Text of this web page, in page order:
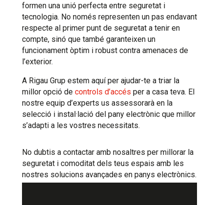
formen una unió perfecta entre seguretat i
tecnologia. No només representen un pas endavant
respecte al primer punt de seguretat a tenir en
compte, sinó que també garanteixen un
funcionament òptim i robust contra amenaces de
l’exterior.
A Rigau Grup estem aquí per ajudar-te a triar la
millor opció de controls d’accés per a casa teva. El
nostre equip d’experts us assessorarà en la
selecció i instal·lació del pany electrònic que millor
s’adapti a les vostres necessitats.
No dubtis a contactar amb nosaltres per millorar la
seguretat i comoditat dels teus espais amb les
nostres solucions avançades en panys electrònics.